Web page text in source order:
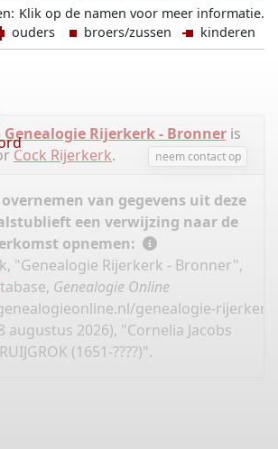
Klik op de namen voor meer informatie.
ouders broers/zussen kinderen
Genealogie Rijerkerk - Bronneris
Cock Rijerkerk. neem contact op
van gegevens uit deze
een verwijzing naar de
opnemen:
"Genealogie Rijerkerk - Bronner",
Genealogie Online
genealogie-
augustus 2026), "Cornelia Jacobs
RUIJGROK (1651-????)".